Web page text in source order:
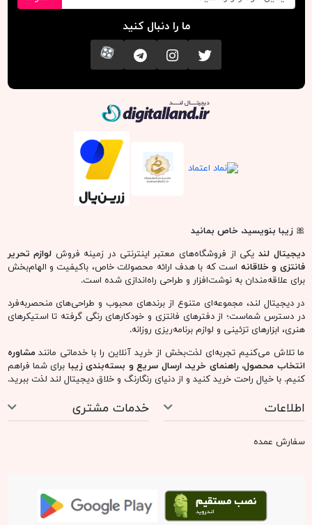
ما را دنبال کنید
تویتر اینستاگرامکانال تلگرام
آپارات
🎀زیبا بنویسید، خاص بمانید
دیجیتال لند یکی از فروشگاه‌های معتبر اینترنتی در زمینه فروش لوازم تحریر
فانتزی و خلاقانه است که با هدف ارائه محصولات خاص، باکیفیت و الهام‌بخش
برای علاقه‌مندان به نوشت‌افزار و طراحی راه‌اندازی شده است.
در دیجیتال لند، مجموعه‌ای متنوع از برندهای محبوب و طراحی‌های منحصربه‌فرد
در دسترس شماست؛ از دفترهای فانتزی و خودکارهای رنگی گرفته تا استیکرهای
هنری، ابزارهای تزئینی و لوازم برنامه‌ریزی روزانه.
ما تلاش می‌کنیم تجربه‌ای لذت‌بخش از خرید آنلاین را با خدماتی مانندمشاوره
انتخاب محصول، راهنمای خرید، ارسال سریع و بسته‌بندی زیبا برای شما فراهم
کنیم. با خیال راحت خرید کنید و از دنیای رنگارنگ و خلاق دیجیتال لند لذت ببرید.
اطلاعات خدمات مشتری
سفارش عمده